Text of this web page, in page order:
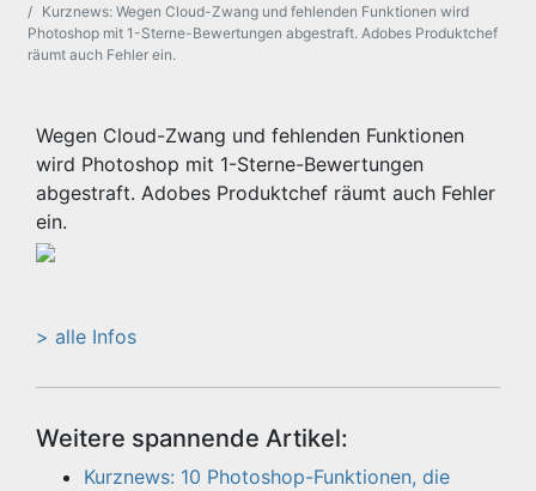
Kurznews: Wegen Cloud-Zwang und fehlenden Funktionen wird
Photoshop mit 1-Sterne-Bewertungen abgestraft. Adobes Produktchef
räumt auch Fehler ein.
Wegen Cloud-Zwang und fehlenden Funktionen
wird Photoshop mit 1-Sterne-Bewertungen
abgestraft. Adobes Produktchef räumt auch Fehler
ein.
> alle Infos
Weitere spannende Artikel:
Kurznews: 10 Photoshop-Funktionen, die